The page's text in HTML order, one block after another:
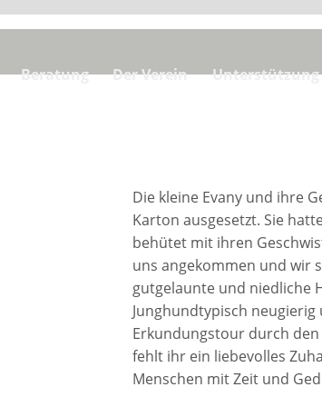
Beratung Der Verein Unterstützung
Die kleine Evany und ihre
Karton ausgesetzt. Sie
behütet mit ihren
uns angekommen und wir
gutgelaunte und niedliche
Junghundtypisch
Erkundungstour durch
fehlt ihr ein liebevolles
Menschen mit Zeit und